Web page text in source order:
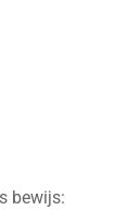
bewijs: